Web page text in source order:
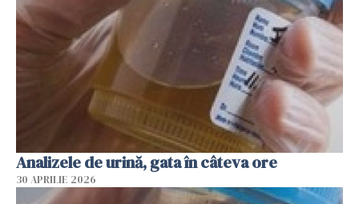
Analizele de urină, gata în câteva ore
30 APRILIE 2026